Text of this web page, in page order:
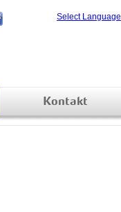
Kontakt
Select Language